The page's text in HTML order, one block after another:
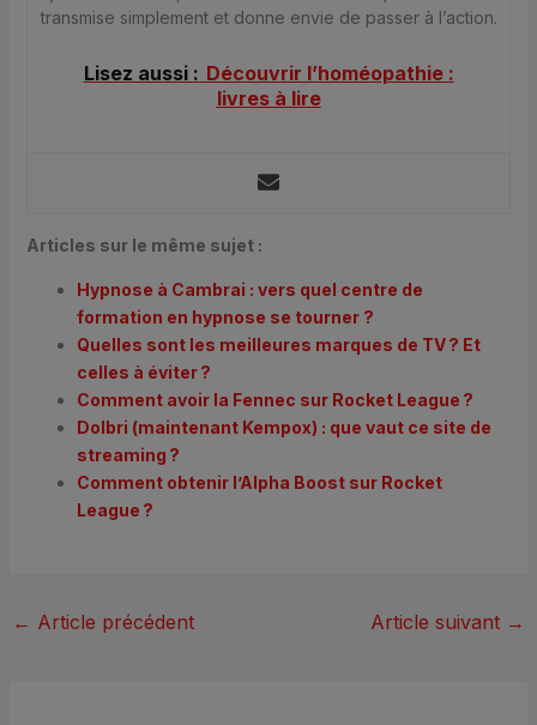
transmise simplement et donne envie de passer à l’action.
Lisez aussi : Découvrir l’homéopathie :
livres à lire
Articles sur le même sujet :
Hypnose à Cambrai : vers quel centre de
formation en hypnose se tourner ?
Quelles sont les meilleures marques de TV ? Et
celles à éviter ?
Comment avoir la Fennec sur Rocket League ?
Dolbri (maintenant Kempox) : que vaut ce site de
streaming ?
Comment obtenir l’Alpha Boost sur Rocket
League ?
← Article précédent Article suivant →